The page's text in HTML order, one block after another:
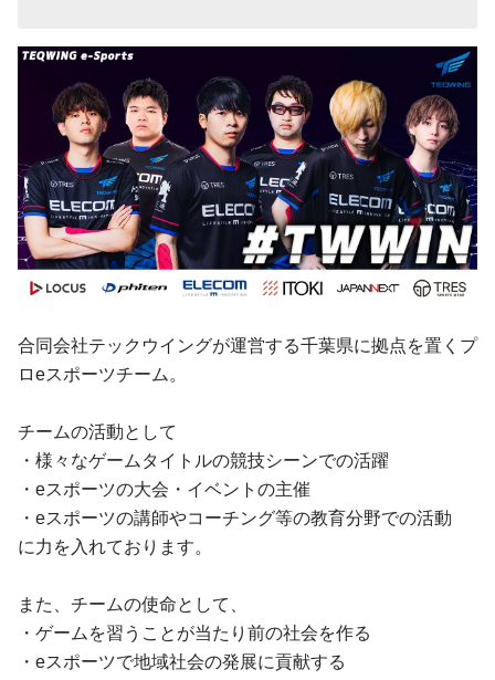
合同会社テックウイングが運営する千葉県に拠点を置くプ
ロeスポーツチーム。
チームの活動として
・様々なゲームタイトルの競技シーンでの活躍
・eスポーツの大会・イベントの主催
・eスポーツの講師やコーチング等の教育分野での活動
に力を入れております。
また、チームの使命として、
・ゲームを習うことが当たり前の社会を作る
・eスポーツで地域社会の発展に貢献する